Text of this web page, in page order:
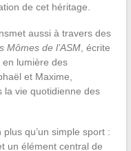
de cet héritage.
aussi à travers des
Mômes de l’ASM, écrite
en lumière des
et Maxime,
la vie quotidienne des
qu’un simple sport :
un élément central de